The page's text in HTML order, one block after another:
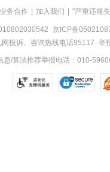
业务合作 加入我们 "严重违规
京ICP备
网投诉、咨询热线电话95117 举
息/算法推荐举报电话：010-